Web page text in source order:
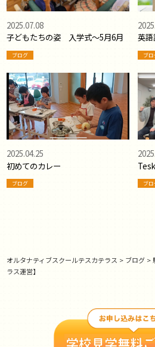
子どもたちの姿 入学式〜5月6月
2025.07.08
ブログ
英
ブロ
初めてのカレー
2025.04.25
ブログ ブロ
オルタナティブスクールテスカテラス > ブログ >
ラス運営】